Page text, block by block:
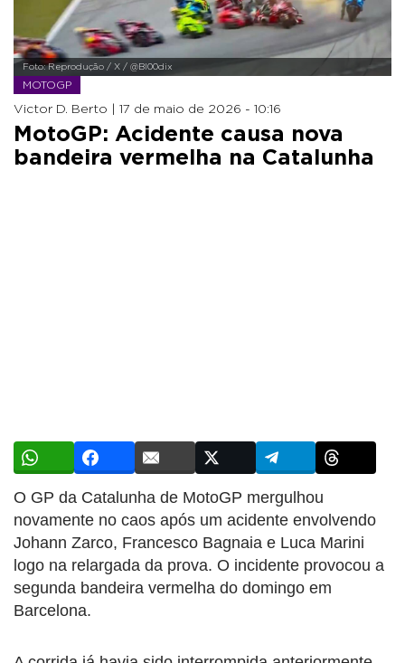
Foto: Reprodução / X / @Bl00dix
MOTOGP
Victor D. Berto | 17 de maio de 2026 - 10:16
MotoGP: Acidente causa nova
bandeira vermelha na Catalunha
O GP da Catalunha de MotoGP mergulhou
novamente no caos após um acidente envolvendo
Johann Zarco, Francesco Bagnaia e Luca Marini
logo na relargada da prova. O incidente provocou a
segunda bandeira vermelha do domingo em
Barcelona.